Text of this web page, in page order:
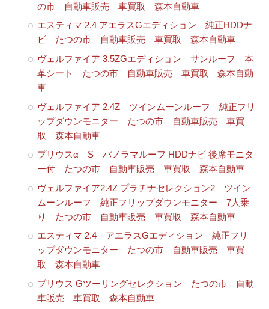
の市 自動車販売 車買取 森本自動車
エスティマ 2.4 アエラスGエディション 純正HDDナ
ビ たつの市 自動車販売 車買取 森本自動車
ヴェルファイア 3.5ZGエディション サンルーフ 本
革シート たつの市 自動車販売 車買取 森本自動
車
ヴェルファイア 2.4Z ツインムーンルーフ 純正フリ
ップダウンモニター たつの市 自動車販売 車買
取 森本自動車
プリウスα S パノラマルーフ HDDナビ 後席モニタ
ー付 たつの市 自動車販売 車買取 森本自動車
ヴェルファイア2.4Z プラチナセレクション2 ツイン
ムーンルーフ 純正フリップダウンモニター 7人乗
り たつの市 自動車販売 車買取 森本自動車
エスティマ 2.4 アエラスGエディション 純正フリ
ップダウンモニター たつの市 自動車販売 車買
取 森本自動車
プリウス Gツーリングセレクション たつの市 自動
車販売 車買取 森本自動車